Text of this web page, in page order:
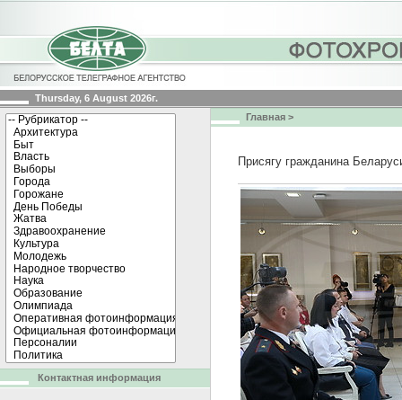
Thursday, 6 August 2026г.
Главная >
Присягу гражданина
Контактная информация